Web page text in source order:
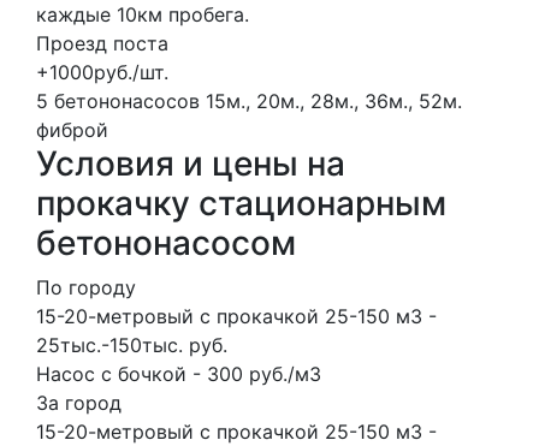
каждые 10км пробега.
Проезд поста
+1000руб./шт.
5 бетононасосов 15м., 20м., 28м., 36м., 52м.
фиброй
Условия и цены на
прокачку стационарным
бетононасосом
По городу
15-20-метровый с прокачкой 25-150 м3 -
25тыс.-150тыс. руб.
Насос с бочкой - 300 руб./м3
За город
15-20-метровый с прокачкой 25-150 м3 -